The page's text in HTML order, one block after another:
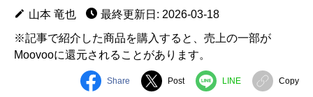
山本 竜也
最終更新日: 2026-03-18
※記事で紹介した商品を購入すると、売上の一部が
Moovooに還元されることがあります。
Share Post LINE Copy